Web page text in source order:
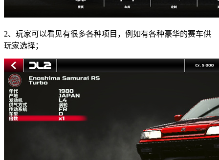
2、玩家可以看见有很多各种项目，例如有各种豪华的赛车供
玩家选择；